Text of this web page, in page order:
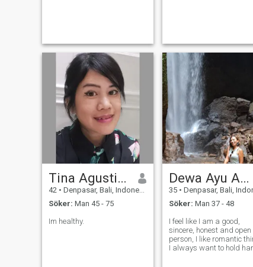
Tina Agustine
42 • Denpasar, Bali, Indonesien
Söker: Man 45 - 75
Im healthy.
Dewa Ayu Anggarawati
35 • Denpasar, Bali,
Söker: Man 37 - 48
I feel like I am a good,
sincere, honest and open
person, I like romantic
I always want to hold